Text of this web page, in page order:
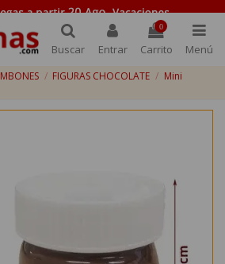
Buscar Entrar
0
Carrito Menú
FIGURAS CHOCOLATE
Mini